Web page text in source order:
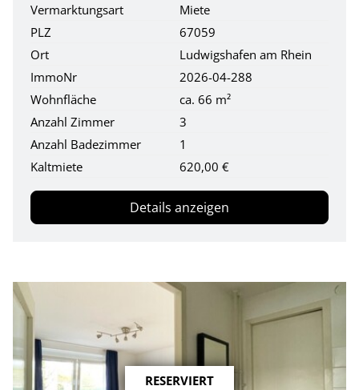
Vermarktungsart
Miete
PLZ
67059
Ort
Ludwigshafen am Rhein
ImmoNr
2026-04-288
Wohnfläche
ca. 66 m²
Anzahl Zimmer
3
Anzahl Badezimmer
1
Kaltmiete
620,00 €
Details anzeigen
RESERVIERT